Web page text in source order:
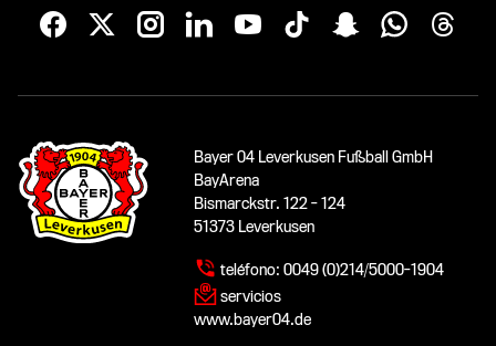
Bayer 04 Leverkusen Fußball GmbH
BayArena
Bismarckstr. 122 - 124
51373 Leverkusen
teléfono: 0049 (0)214/5000-1904
servicios
www.bayer04.de